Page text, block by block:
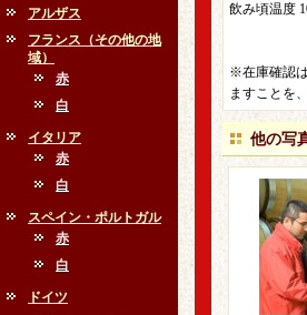
アルザス
フランス（その他の地
域）
赤
白
イタリア
赤
白
スペイン・ポルトガル
赤
白
ドイツ
飲み頃温度
※在庫確認
ますことを
他の写